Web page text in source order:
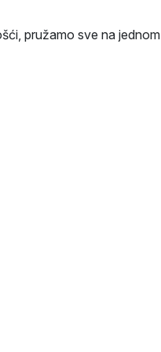
pružamo sve na jednom